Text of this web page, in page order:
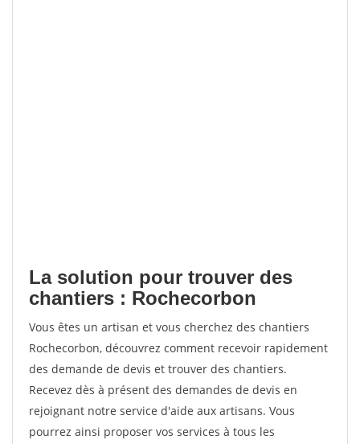
La solution pour trouver des
chantiers : Rochecorbon
Vous êtes un artisan et vous cherchez des chantiers
Rochecorbon, découvrez comment recevoir rapidement
des demande de devis et trouver des chantiers.
Recevez dès à présent des demandes de devis en
rejoignant notre service d'aide aux artisans. Vous
pourrez ainsi proposer vos services à tous les